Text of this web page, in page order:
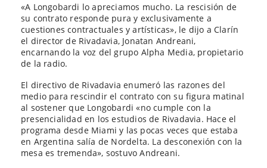
«A Longobardi lo apreciamos mucho. La rescisión de
su contrato responde pura y exclusivamente a
cuestiones contractuales y artísticas», le dijo a Clarín
el director de Rivadavia, Jonatan Andreani,
encarnando la voz del grupo Alpha Media, propietario
de la radio.
El directivo de Rivadavia enumeró las razones del
medio para rescindir el contrato con su figura matinal
al sostener que Longobardi «no cumple con la
presencialidad en los estudios de Rivadavia. Hace el
programa desde Miami y las pocas veces que estaba
en Argentina salía de Nordelta. La desconexión con la
mesa es tremenda», sostuvo Andreani.